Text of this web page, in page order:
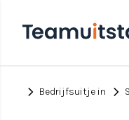
chevron_right Bedrijfsuitje in chevron_right